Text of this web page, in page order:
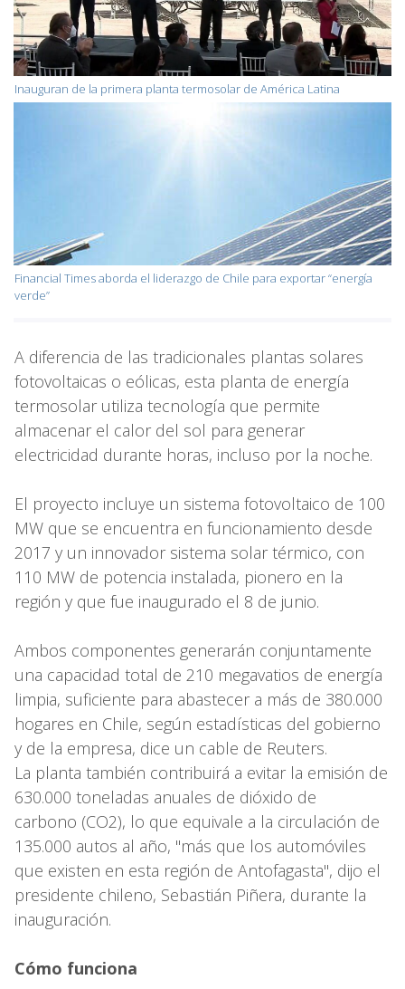
Inauguran de la primera planta termosolar de América Latina
Financial Times aborda el liderazgo de Chile para exportar “energía
verde”
A diferencia de las tradicionales plantas solares
fotovoltaicas o eólicas, esta planta de energía
termosolar utiliza tecnología que permite
almacenar el calor del sol para generar
electricidad durante horas, incluso por la noche.
El proyecto incluye un sistema fotovoltaico de 100
MW que se encuentra en funcionamiento desde
2017 y un innovador sistema solar térmico, con
110 MW de potencia instalada, pionero en la
región y que fue inaugurado el 8 de junio.
Ambos componentes generarán conjuntamente
una capacidad total de 210 megavatios de energía
limpia, suficiente para abastecer a más de 380.000
hogares en Chile, según estadísticas del gobierno
y de la empresa, dice un cable de Reuters.
La planta también contribuirá a evitar la emisión de
630.000 toneladas anuales de dióxido de
carbono (CO2), lo que equivale a la circulación de
135.000 autos al año, "más que los automóviles
que existen en esta región de Antofagasta", dijo el
presidente chileno, Sebastián Piñera, durante la
inauguración.
Cómo funciona